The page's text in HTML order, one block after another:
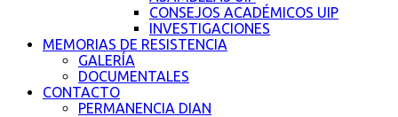
CONSEJOS ACADÉMICOS UIP
INVESTIGACIONES
MEMORIAS DE RESISTENCIA
GALERÍA
DOCUMENTALES
CONTACTO
PERMANENCIA DIAN